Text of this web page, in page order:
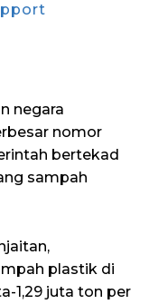
negara
nomor
bertekad
sampah
plastik di
1,29 juta ton per